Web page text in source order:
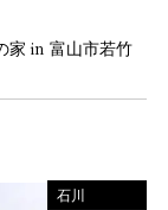
家 in 富山市若竹
石川